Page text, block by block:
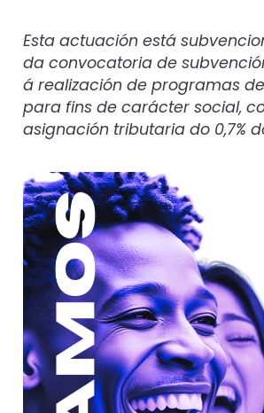
Esta actuación está
da convocatoria de
á realización de programas
para fins de carácter social,
asignación tributaria do 0,7%